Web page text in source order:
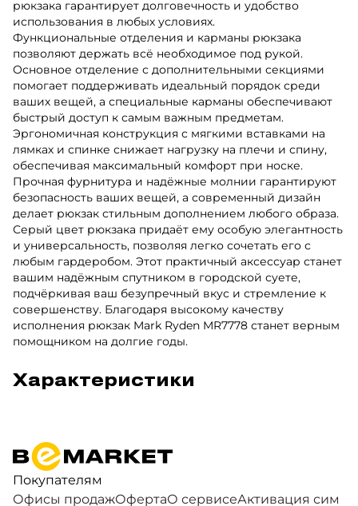
рюкзака гарантирует долговечность и удобство
использования в любых условиях.
Функциональные отделения и карманы рюкзака
позволяют держать всё необходимое под рукой.
Основное отделение с дополнительными секциями
помогает поддерживать идеальный порядок среди
ваших вещей, а специальные карманы обеспечивают
быстрый доступ к самым важным предметам.
Эргономичная конструкция с мягкими вставками на
лямках и спинке снижает нагрузку на плечи и спину,
обеспечивая максимальный комфорт при носке.
Прочная фурнитура и надёжные молнии гарантируют
безопасность ваших вещей, а современный дизайн
делает рюкзак стильным дополнением любого образа.
Серый цвет рюкзака придаёт ему особую элегантность
и универсальность, позволяя легко сочетать его с
любым гардеробом. Этот практичный аксессуар станет
вашим надёжным спутником в городской суете,
подчёркивая ваш безупречный вкус и стремление к
совершенству. Благодаря высокому качеству
исполнения рюкзак Mark Ryden MR7778 станет верным
помощником на долгие годы.
Характеристики
Покупателям
Офисы продажОфертаО сервисеАктивация сим